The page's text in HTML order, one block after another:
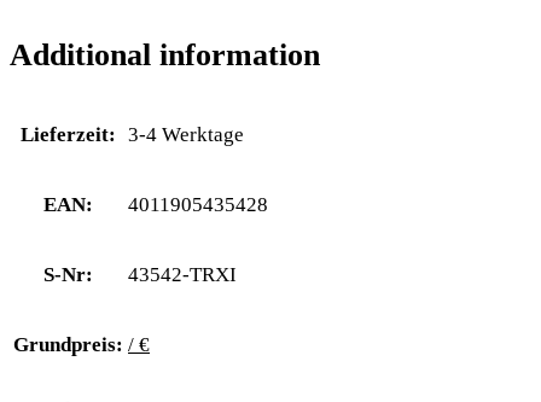
Additional information
Lieferzeit: 3-4 Werktage
EAN: 4011905435428
S-Nr: 43542-TRXI
Grundpreis: / €